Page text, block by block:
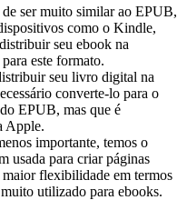
de ser muito similar ao EPUB,
como o Kindle,
seu ebook na
este formato.
seu livro digital na
converte-lo para o
EPUB, mas que é
Apple.
importante, temos o
usada para criar páginas
flexibilidade em termos
utilizado para ebooks.